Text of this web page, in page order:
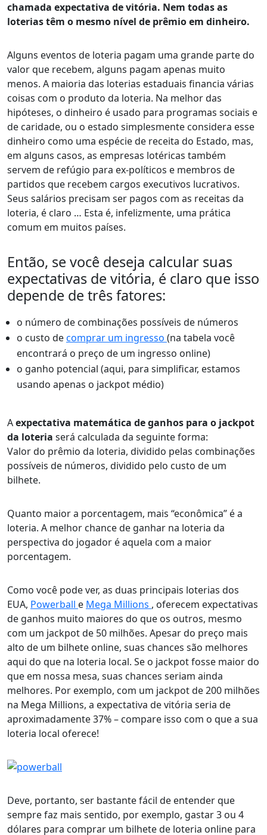
chamada expectativa de vitória. Nem todas as
loterias têm o mesmo nível de prêmio em dinheiro.
Alguns eventos de loteria pagam uma grande parte do
valor que recebem, alguns pagam apenas muito
menos. A maioria das loterias estaduais financia várias
coisas com o produto da loteria. Na melhor das
hipóteses, o dinheiro é usado para programas sociais e
de caridade, ou o estado simplesmente considera esse
dinheiro como uma espécie de receita do Estado, mas,
em alguns casos, as empresas lotéricas também
servem de refúgio para ex-políticos e membros de
partidos que recebem cargos executivos lucrativos.
Seus salários precisam ser pagos com as receitas da
loteria, é claro … Esta é, infelizmente, uma prática
comum em muitos países.
Então, se você deseja calcular suas
expectativas de vitória, é claro que isso
depende de três fatores:
o número de combinações possíveis de números
o custo decomprar um ingresso (na tabela você
encontrará o preço de um ingresso online)
o ganho potencial (aqui, para simplificar, estamos
usando apenas o jackpot médio)
Aexpectativa matemática de ganhos para o jackpot
da loteria será calculada da seguinte forma:
Valor do prêmio da loteria, dividido pelas combinações
possíveis de números, dividido pelo custo de um
bilhete.
Quanto maior a porcentagem, mais “econômica” é a
loteria. A melhor chance de ganhar na loteria da
perspectiva do jogador é aquela com a maior
porcentagem.
Como você pode ver, as duas principais loterias dos
EUA, Powerball e Mega Millions , oferecem expectativas
de ganhos muito maiores do que os outros, mesmo
com um jackpot de 50 milhões. Apesar do preço mais
alto de um bilhete online, suas chances são melhores
aqui do que na loteria local. Se o jackpot fosse maior do
que em nossa mesa, suas chances seriam ainda
melhores. Por exemplo, com um jackpot de 200 milhões
na Mega Millions, a expectativa de vitória seria de
aproximadamente 37% – compare isso com o que a sua
loteria local oferece!
Deve, portanto, ser bastante fácil de entender que
sempre faz mais sentido, por exemplo, gastar 3 ou 4
dólares para comprar um bilhete de loteria online para